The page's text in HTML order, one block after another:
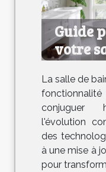
Guide
votre
La salle de
conjuguer
l'évolution
des
à une mise à
pour